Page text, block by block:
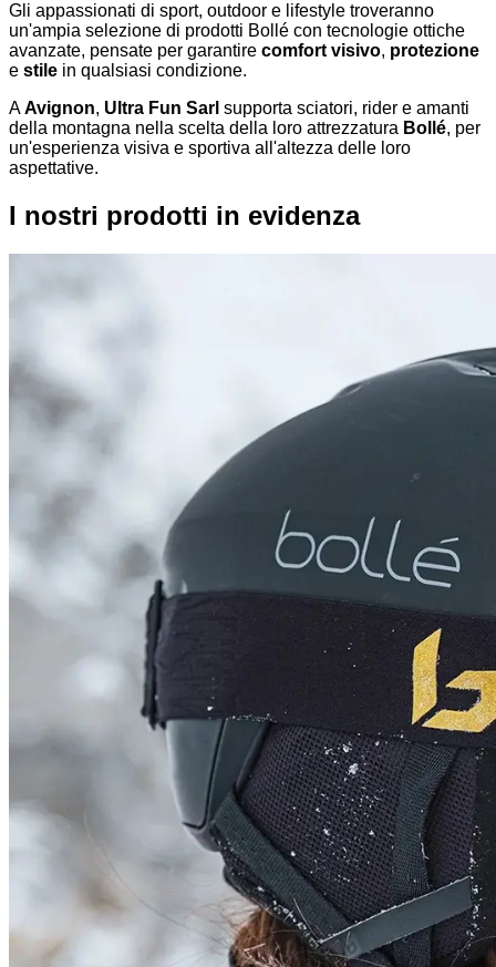
Gli appassionati di sport, outdoor e lifestyle troveranno
un'ampia selezione di prodotti Bollé con tecnologie ottiche
avanzate, pensate per garantire comfort visivo, protezione
e stile in qualsiasi condizione.
AAvignon, Ultra Fun Sarl supporta sciatori, rider e amanti
della montagna nella scelta della loro attrezzatura Bollé, per
un'esperienza visiva e sportiva all'altezza delle loro
aspettative.
I nostri prodotti in evidenza